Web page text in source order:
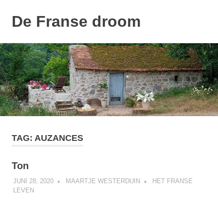
Naar
de
inhoud
springen
De Franse droom
huisje
TAG: AUZANCES
Ton
JUNI 28, 2020 MAARTJE WESTERDUIN
HET FRANSE
LEVEN